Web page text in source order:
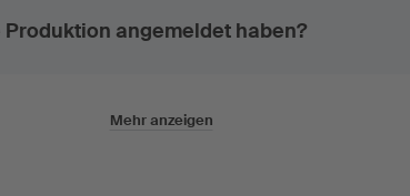
angemeldet haben?
Mehr anzeigen